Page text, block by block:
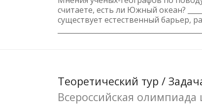
считаете, есть ли Южный океан?
существует естественный барьер,
Теоретический тур /
Всероссийская